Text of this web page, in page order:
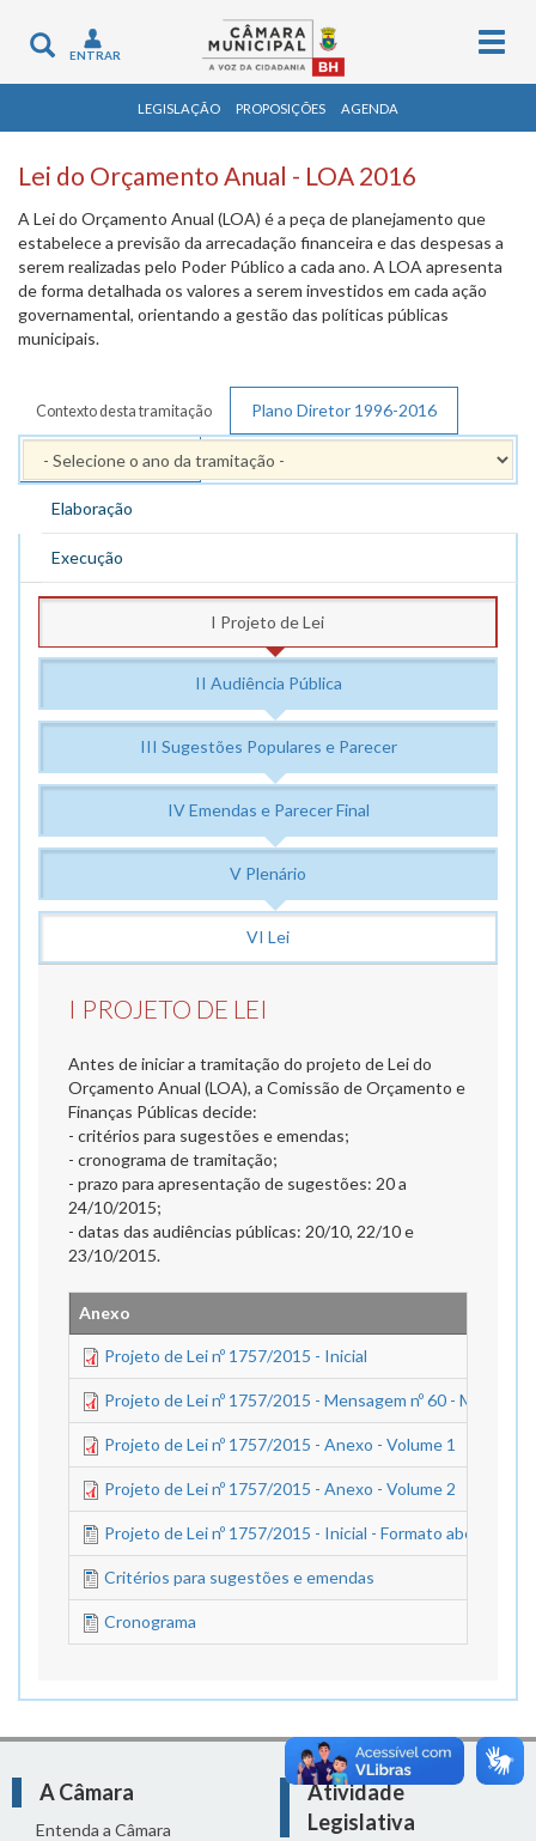
Toggle
navigation
ENTRAR
LEGISLAÇÃO PROPOSIÇÕES AGENDA
Lei do Orçamento Anual - LOA 2016
A Lei do Orçamento Anual (LOA) é a peça de planejamento que
estabelece a previsão da arrecadação financeira e das despesas a
serem realizadas pelo Poder Público a cada ano. A LOA apresenta
de forma detalhada os valores a serem investidos em cada ação
governamental, orientando a gestão das políticas públicas
municipais.
Contexto desta tramitação Plano Diretor 1996-2016
PPAG 2014 - 2017
Elaboração
Execução
I Projeto de Lei
II Audiência Pública
III Sugestões Populares e Parecer
IV Emendas e Parecer Final
V Plenário
VI Lei
I PROJETO DE LEI
Antes de iniciar a tramitação do projeto de Lei do
Orçamento Anual (LOA), a Comissão de Orçamento e
Finanças Públicas decide:
- critérios para sugestões e emendas;
- cronograma de tramitação;
- prazo para apresentação de sugestões: 20 a
24/10/2015;
- datas das audiências públicas: 20/10, 22/10 e
23/10/2015.
Anexo
Projeto de Lei nº 1757/2015 - Inicial
Projeto de Lei nº 1757/2015 - Mensagem nº 60 -
Projeto de Lei nº 1757/2015 - Anexo - Volume 1
Projeto de Lei nº 1757/2015 - Anexo - Volume 2
Projeto de Lei nº 1757/2015 - Inicial - Formato aberto
Critérios para sugestões e emendas
Cronograma
A Câmara
Entenda a Câmara
Atividade
Legislativa